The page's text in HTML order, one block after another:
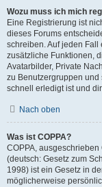
Wozu muss ich mich
Eine Registrierung ist
dieses Forums
schreiben. Auf jeden Fall
zusätzliche Funktionen,
Avatarbilder, Private
zu Benutzergruppen und
schnell erledigt ist und
Nach oben
Was ist COPPA?
COPPA, ausgeschrieben
(deutsch: Gesetz zum
1998) ist ein Gesetz in
möglicherweise